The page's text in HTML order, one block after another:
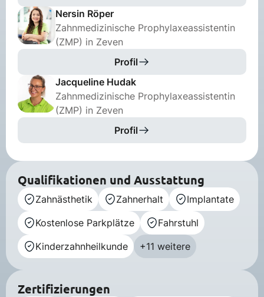
Nersin Röper
Zahnmedizinische Prophylaxeassistentin
(ZMP) in Zeven
Profil
Jacqueline Hudak
Zahnmedizinische Prophylaxeassistentin
(ZMP) in Zeven
Profil
Qualifikationen und Ausstattung
Zahnästhetik Zahnerhalt
Implantate
Kostenlose Parkplätze
Fahrstuhl
Kinderzahnheilkunde
+11 weitere
Zertifizierungen